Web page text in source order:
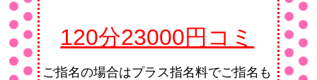
120分23000円コミ
ご指名の場合はプラス指名料でご指名も